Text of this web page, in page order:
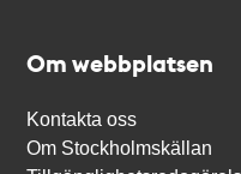
Om webbplatsen
Kontakta oss
Om Stockholmskällan